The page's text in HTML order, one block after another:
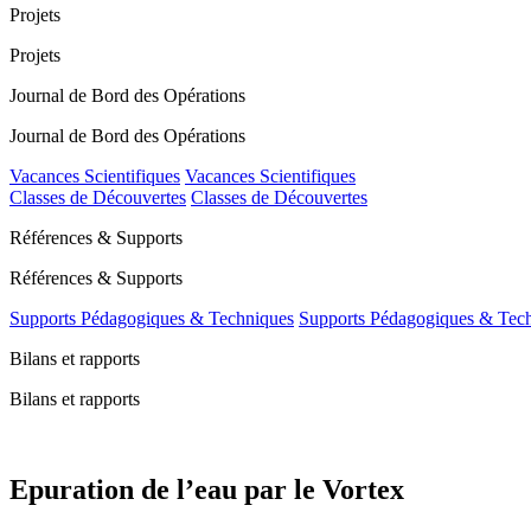
Projets
Projets
Journal de Bord des Opérations
Journal de Bord des Opérations
Vacances Scientifiques Vacances Scientifiques
Classes de Découvertes Classes de Découvertes
Références & Supports
Références & Supports
Supports Pédagogiques & Techniques Supports Pédagogiques &
Bilans et rapports
Bilans et rapports
Epuration de l’eau par le Vortex